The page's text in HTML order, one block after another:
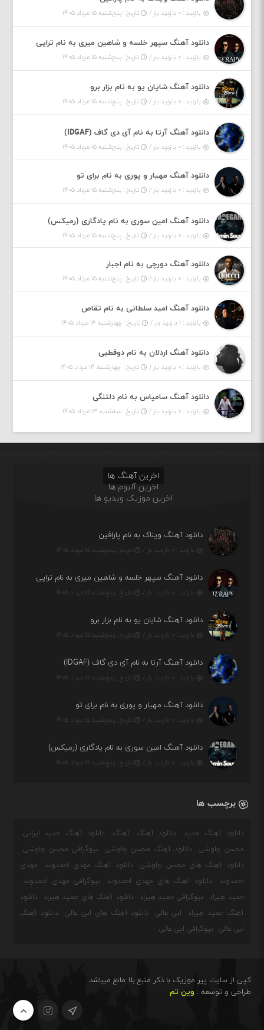
بازدید : ۰ بازدید بار / تاریخ : پنج‌شنبه ۱۵ مرداد ۱۴۰۵
دانلود آهنگ سپهر خلسه و شاهین میری به نام تراپی
بازدید : ۰ بازدید بار / تاریخ : پنج‌شنبه ۱۵ مرداد ۱۴۰۵
دانلود آهنگ شایان یو به نام بزار برو
بازدید : ۰ بازدید بار / تاریخ : پنج‌شنبه ۱۵ مرداد ۱۴۰۵
دانلود آهنگ آرتا به نام آی دی گاف (IDGAF)
بازدید : ۰ بازدید بار / تاریخ : پنج‌شنبه ۱۵ مرداد ۱۴۰۵
دانلود آهنگ مهیار و پوری به نام برای تو
بازدید : ۰ بازدید بار / تاریخ : پنج‌شنبه ۱۵ مرداد ۱۴۰۵
دانلود آهنگ امین سوری به نام یادگاری (رمیکس)
بازدید : ۰ بازدید بار / تاریخ : پنج‌شنبه ۱۵ مرداد ۱۴۰۵
دانلود آهنگ دورچی به نام اجبار
بازدید : ۰ بازدید بار / تاریخ : پنج‌شنبه ۱۵ مرداد ۱۴۰۵
دانلود آهنگ امید سلطانی به نام تقاص
بازدید : ۱ بازدید بار / تاریخ : چهارشنبه ۱۴ مرداد ۱۴۰۵
دانلود آهنگ اردلان به نام دوقطبی
بازدید : ۰ بازدید بار / تاریخ : چهارشنبه ۱۴ مرداد ۱۴۰۵
دانلود آهنگ سامیاس به نام دلتنگی
بازدید : ۰ بازدید بار / تاریخ : سه‌شنبه ۱۳ مرداد ۱۴۰۵
اخرین آهنگ ها
اخرین آلبوم ها
اخرین موزیک ویدیو ها
دانلود آهنگ ویناک به نام پارافین
بازدید : ۰ بازدید بار / تاریخ : پنج‌شنبه ۱۵ مرداد ۱۴۰۵
دانلود آهنگ سپهر خلسه و شاهین میری به نام تراپی
بازدید : ۰ بازدید بار / تاریخ : پنج‌شنبه ۱۵ مرداد ۱۴۰۵
دانلود آهنگ شایان یو به نام بزار برو
بازدید : ۰ بازدید بار / تاریخ : پنج‌شنبه ۱۵ مرداد ۱۴۰۵
دانلود آهنگ آرتا به نام آی دی گاف (IDGAF)
بازدید : ۰ بازدید بار / تاریخ : پنج‌شنبه ۱۵ مرداد ۱۴۰۵
دانلود آهنگ مهیار و پوری به نام برای تو
بازدید : ۰ بازدید بار / تاریخ : پنج‌شنبه ۱۵ مرداد ۱۴۰۵
دانلود آهنگ امین سوری به نام یادگاری (رمیکس)
بازدید : ۰ بازدید بار / تاریخ : پنج‌شنبه ۱۵ مرداد ۱۴۰۵
برچسب ها
دانلود آهنگ جدید دانلود آهنگ آهنگ
دانلود آهنگ جدید ایرانی
محسن چاوشی
دانلود آهنگ محسن چاوشی
بیوگرافی محسن چاوشی
دانلود آهنگ های محسن چاوشی
دانلود آهنگ مهدی احمدوند
مهدی
احمدوند
دانلود آهنگ های مهدی احمدوند
بیوگرافی مهدی احمدوند
حمید هیراد
بیوگرافی حمید هیراد دانلود آهنگ های حمید هیراد
دانلود
آهنگ حمید هیراد
ابی عالی دانلود آهنگ های ابی عالی
دانلود آهنگ
ابی عالی
بیوگرافی ابی عالی
کپی از سایت پیر موزیک با ذکر منبع بلا مانع میباشد.
طراحی و توسعه :وین تم